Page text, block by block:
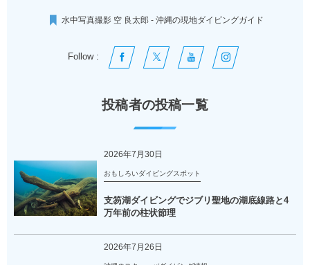
水中写真撮影 空 良太郎 - 沖縄の現地ダイビングガイド
Follow :
投稿者の投稿一覧
2026年7月30日
おもしろいダイビングスポット
支笏湖ダイビングでジブリ聖地の湖底線路と4
万年前の柱状節理
2026年7月26日